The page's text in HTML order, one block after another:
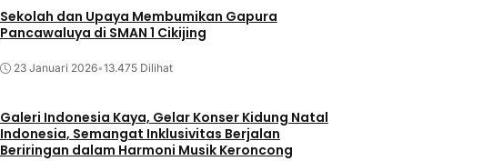
Sekolah dan Upaya Membumikan Gapura
Pancawaluya di SMAN 1 Cikijing
23 Januari 2026•13.475 Dilihat
Galeri Indonesia Kaya, Gelar Konser Kidung Natal
Indonesia, Semangat Inklusivitas Berjalan
Beriringan dalam Harmoni Musik Keroncong